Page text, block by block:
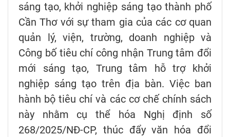
sáng tạo, khởi nghiệp sáng tạo thành phố
Cần Thơ với sự tham gia của các cơ quan
quản lý, viện, trường, doanh nghiệp và
Công bố tiêu chí công nhận Trung tâm đổi
mới sáng tạo, Trung tâm hỗ trợ khởi
nghiệp sáng tạo trên địa bàn. Việc ban
hành bộ tiêu chí và các cơ chế chính sách
này nhằm cụ thể hóa Nghị định số
268/2025/NĐ-CP, thúc đẩy văn hóa đổi